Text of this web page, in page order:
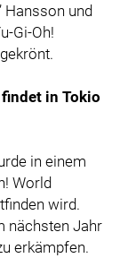
Hansson und
Gi-Oh!
in Tokio
in einem
World
wird.
nächsten Jahr
erkämpfen.